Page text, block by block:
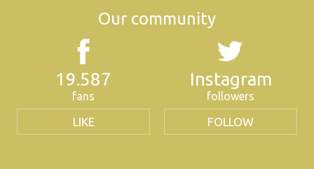
Our community
19.587
fans
LIKE
Instagram
followers
FOLLOW